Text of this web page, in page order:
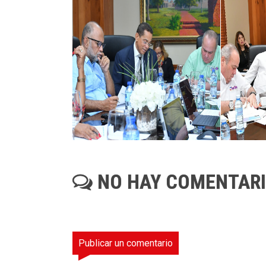
NO HAY
Publicar un comentario